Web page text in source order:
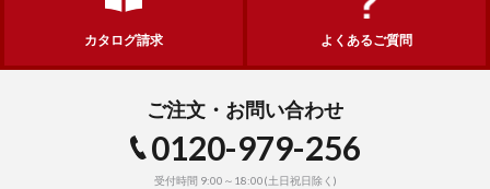
カタログ請求 よくあるご質問
ご注文・お問い合わせ
0120-979-256
受付時間 9:00～18:00(土日祝日除く)